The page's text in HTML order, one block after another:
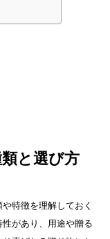
と選び方
特徴を理解しておく
があり、用途や贈る